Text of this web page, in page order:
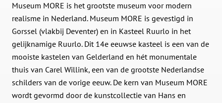
Museum MORE is het grootste museum voor modern
realisme in Nederland. Museum MORE is gevestigd in
Gorssel (vlakbij Deventer) en in Kasteel Ruurlo in het
gelijknamige Ruurlo. Dit 14e eeuwse kasteel is een van de
mooiste kastelen van Gelderland en hét monumentale
thuis van Carel Willink, een van de grootste Nederlandse
schilders van de vorige eeuw. De kern van Museum MORE
wordt gevormd door de kunstcollectie van Hans en